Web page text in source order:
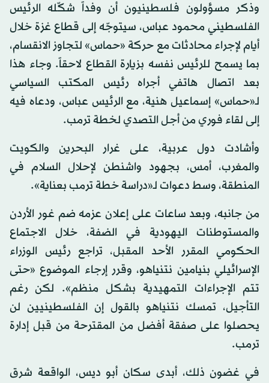
وذكر مسؤولون فلسطينيون أن وفداً شكّله الرئيس
الفلسطيني محمود عباس، سيتوجّه إلى قطاع غزة خلال
أيام لإجراء محادثات مع حركة «حماس» لتجاوز الانقسام،
بما يسمح للرئيس نفسه بزيارة القطاع لاحقاً. وجاء هذا
بعد اتصال هاتفي أجراه رئيس المكتب السياسي
لـ«حماس» إسماعيل هنية، مع الرئيس عباس، ودعاه فيه
إلى لقاء فوري من أجل التصدي لخطة ترمب.
وأشادت دول عربية، على غرار البحرين والكويت
والمغرب، أمس، بجهود واشنطن لإحلال السلام في
المنطقة، وسط دعوات لـ«دراسة خطة ترمب بعناية».
من جانبه، وبعد ساعات على إعلان عزمه ضم غور الأردن
والمستوطنات اليهودية في الضفة، خلال الاجتماع
الحكومي المقرر الأحد المقبل، تراجع رئيس الوزراء
الإسرائيلي بنيامين نتنياهو، وقرر إرجاء الموضوع «حتى
تتم الإجراءات التمهيدية بشكل منظم». لكن رغم
التأجيل، تمسك نتنياهو بالقول إن الفلسطينيين لن
يحصلوا على صفقة أفضل من المقترحة من قبل إدارة
ترمب.
في غضون ذلك، أبدى سكان أبو ديس، الواقعة شرق